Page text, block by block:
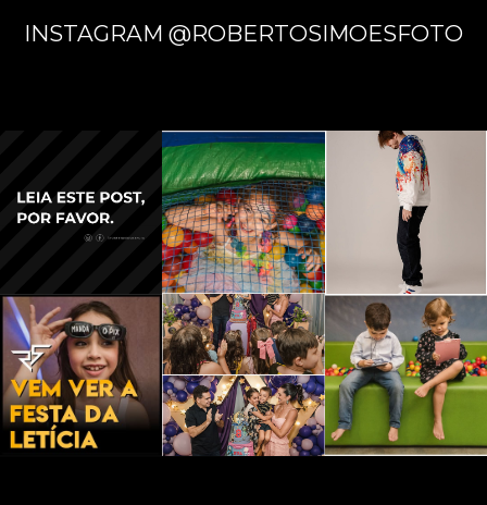
INSTAGRAM @ROBERTOSIMOESFOTO